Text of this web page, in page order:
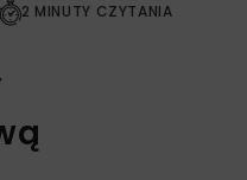
2 MINUTY CZYTANIA